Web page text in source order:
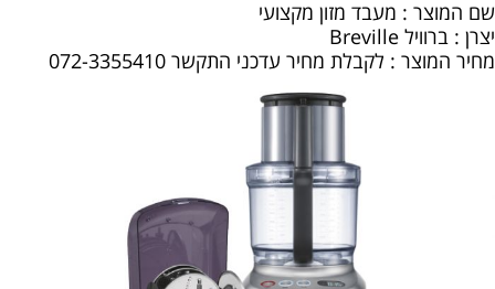
שם המוצר : מעבד מזון מקצועי
יצרן : ברוויל Breville
מחיר המוצר : לקבלת מחיר עדכני התקשר 072-3355410